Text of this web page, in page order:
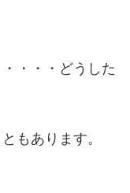
・・・どうした
もあります。